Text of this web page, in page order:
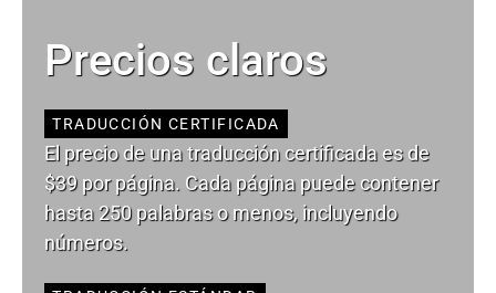
Precios claros
TRADUCCIÓN CERTIFICADA
El precio de una traducción certificada es de
$39 por página. Cada página puede contener
hasta 250 palabras o menos, incluyendo
números.